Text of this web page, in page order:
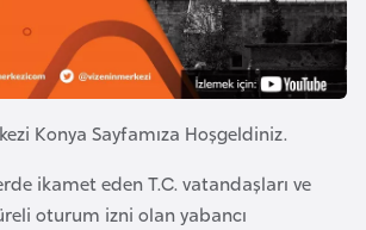
Konya Sayfamıza Hoşgeldiniz.
ikamet eden T.C. vatandaşları ve
oturum izni olan yabancı